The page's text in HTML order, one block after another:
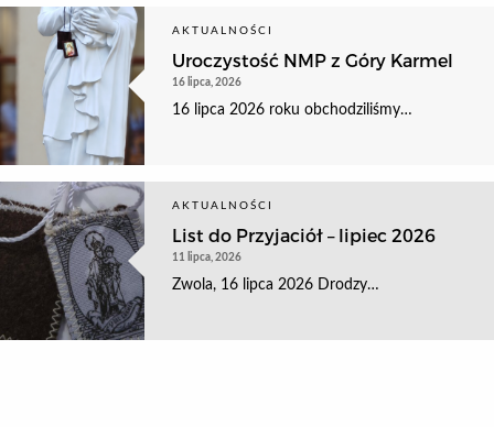
AKTUALNOŚCI
Uroczystość NMP z Góry Karmel
16 lipca, 2026
16 lipca 2026 roku obchodziliśmy…
AKTUALNOŚCI
List do Przyjaciół – lipiec 2026
11 lipca, 2026
Zwola, 16 lipca 2026 Drodzy…